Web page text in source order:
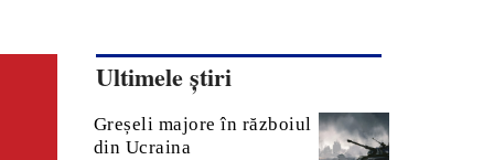
Ultimele știri
Greșeli majore în războiul
din Ucraina